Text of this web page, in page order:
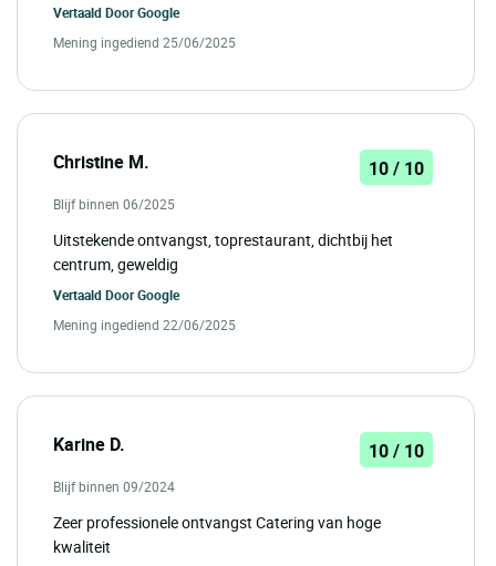
Vertaald DoorGoogle
Mening ingediend 25/06/2025
Christine M. 10 / 10
Blijf binnen 06/2025
Uitstekende ontvangst, toprestaurant, dichtbij het
centrum, geweldig
Vertaald DoorGoogle
Mening ingediend 22/06/2025
Karine D. 10 / 10
Blijf binnen 09/2024
Zeer professionele ontvangst Catering van hoge
kwaliteit